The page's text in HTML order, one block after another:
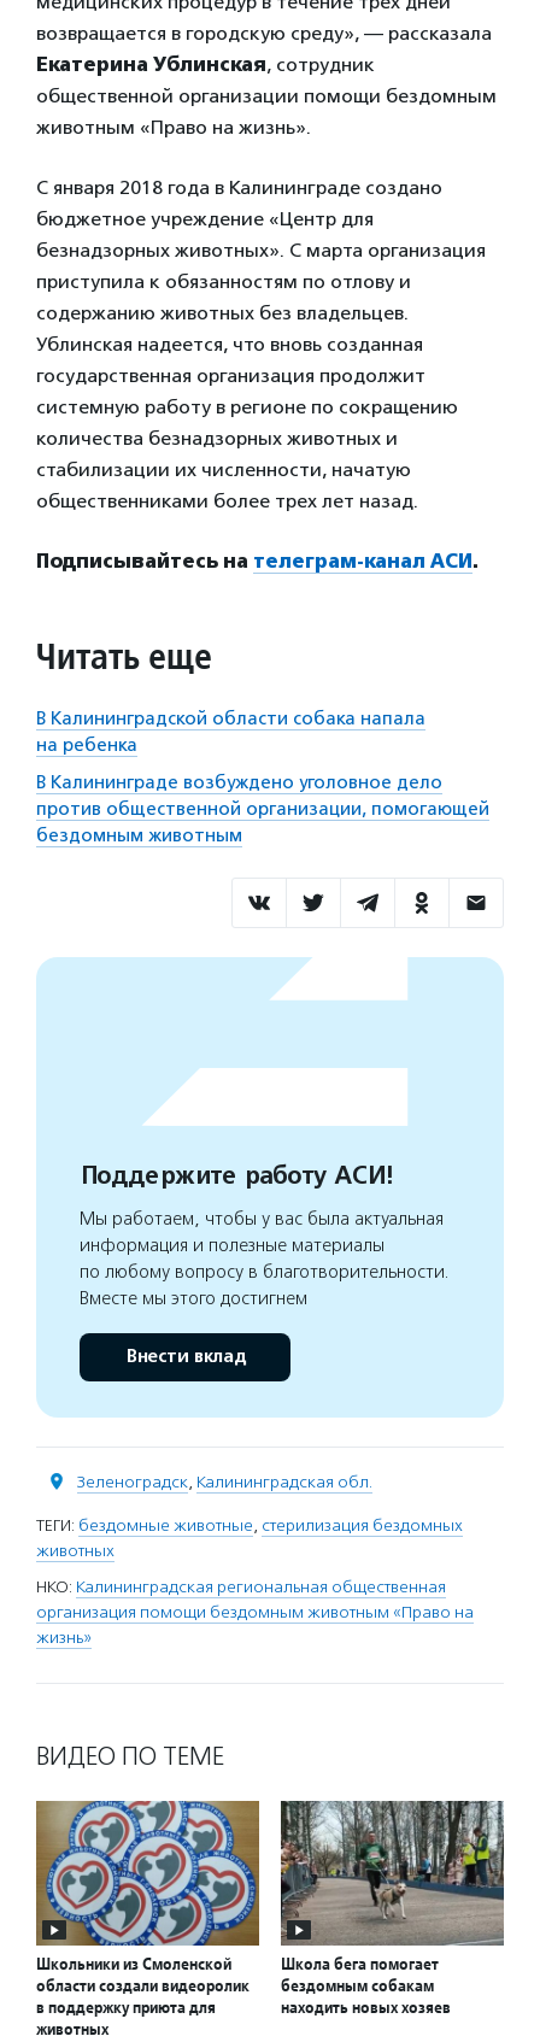
возвращается в городскую среду», — рассказала
Екатерина Ублинская, сотрудник
общественной организации помощи бездомным
животным «Право на жизнь».
С января 2018 года в Калининграде создано
бюджетное учреждение «Центр для
безнадзорных животных». С марта организация
приступила к обязанностям по отлову и
содержанию животных без владельцев.
Ублинская надеется, что вновь созданная
государственная организация продолжит
системную работу в регионе по сокращению
количества безнадзорных животных и
стабилизации их численности, начатую
общественниками более трех лет назад.
Подписывайтесь на телеграм-канал АСИ.
Читать еще
В Калининградской области собака напала
на ребенка
В Калининграде возбуждено уголовное дело
против общественной организации, помогающей
бездомным животным
Поддержите работу АСИ!
Мы работаем, чтобы у вас была актуальная
информация и полезные материалы
по любому вопросу в благотворительности.
Вместе мы этого достигнем
Внести вклад
Зеленоградск, Калининградская обл.
ТЕГИ: бездомные животные, стерилизация бездомных
животных
НКО: Калининградская региональная общественная
организация помощи бездомным животным «Право на
жизнь»
ВИДЕО ПО ТЕМЕ
Школьники из Смоленской
области создали видеоролик
в поддержку приюта для
животных
Школа бега помогает
бездомным собакам
находить новых хозяев